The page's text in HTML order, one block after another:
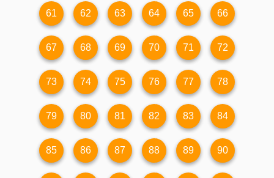
61 62 63 64 65 66
67 68 69 70 71 72
73 74 75 76 77 78
79 80 81 82 83 84
85 86 87 88 89 90